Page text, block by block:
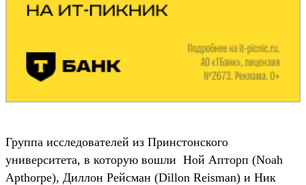
Группа исследователей из Принстонского
университета, в которую вошли Ной Апторп (Noah
Apthorpe), Диллон Рейсман (Dillon Reisman) и Ник